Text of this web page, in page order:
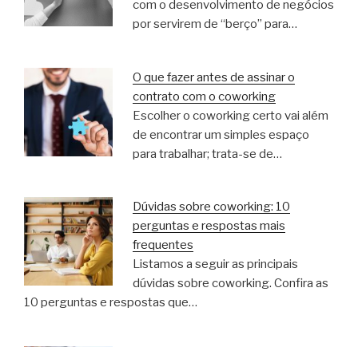
com o desenvolvimento de negócios
por servirem de “berço” para…
O que fazer antes de assinar o
contrato com o coworking
Escolher o coworking certo vai além
de encontrar um simples espaço
para trabalhar; trata-se de…
Dúvidas sobre coworking: 10
perguntas e respostas mais
frequentes
Listamos a seguir as principais
dúvidas sobre coworking. Confira as
10 perguntas e respostas que…